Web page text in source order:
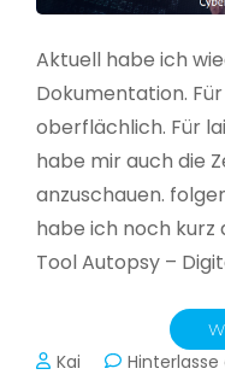
Aktuell habe ich
Dokumentation.
oberflächlich. Für
habe mir auch die
anzuschauen.
habe ich noch kurz
Tool Autopsy –
Kai